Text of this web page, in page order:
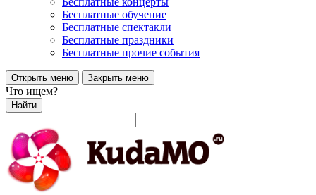
Бесплатные обучение
Бесплатные спектакли
Бесплатные праздники
Бесплатные прочие события
Открыть меню Закрыть меню
Что ищем?
Найти